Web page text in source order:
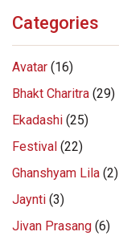
Categories
Avatar (16)
Bhakt Charitra (29)
Ekadashi (25)
Festival (22)
Ghanshyam Lila (2)
Jaynti (3)
Jivan Prasang (6)